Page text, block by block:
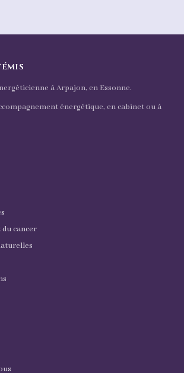
à Arpajon, en Essonne.
énergétique, en cabinet ou à
cancer